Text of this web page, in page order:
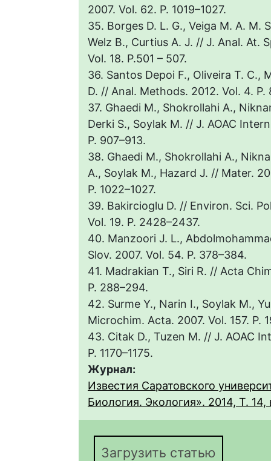
2007. Vol. 62. P. 1019–1027.
35. Borges D. L. G., Veiga M. A. M.
Welz B., Curtius A. J. // J. Anal. At.
Vol. 18. P.501 – 507.
36. Santos Depoi F., Oliveira T. C.,
D. // Anal. Methods. 2012. Vol. 4. P.
37. Ghaedi M., Shokrollahi A.,
Derki S., Soylak M. // J. AOAC
P. 907–913.
38. Ghaedi M., Shokrollahi A.,
A., Soylak M., Hazard J. // Mater.
P. 1022–1027.
39. Bakircioglu D. // Environ. Sci.
Vol. 19. P. 2428–2437.
40. Manzoori J. L.,
Slov. 2007. Vol. 54. P. 378–384.
41. Madrakian T., Siri R. // Acta
P. 288–294.
42. Surme Y., Narin I., Soylak M.,
Microchim. Acta. 2007. Vol. 157. P.
43. Citak D., Tuzen M. // J. AOAC
P. 1170–1175.
Журнал:
Известия Саратовского
Биология. Экология». 2014, Т. 14,
Загрузить статью